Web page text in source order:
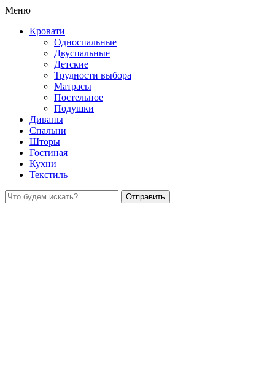
Меню
Кровати
Односпальные
Двуспальные
Детские
Трудности выбора
Матрасы
Постельное
Подушки
Диваны
Спальни
Шторы
Гостиная
Кухни
Текстиль